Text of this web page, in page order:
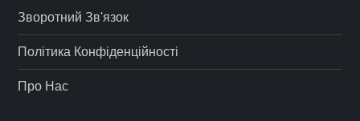
Зворотний Зв'язок
Політика Конфіденційності
Про Нас